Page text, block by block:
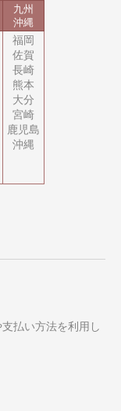
九州
沖縄
福岡
佐賀
長崎
熊本
大分
宮崎
鹿児島
沖縄
払い方法を利用し